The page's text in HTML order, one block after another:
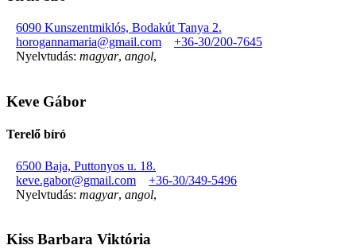
6090 Kunszentmiklós, Bodakút Tanya 2.
horogannamaria@gmail.com
+36-30/200-7645
Nyelvtudás: magyar, angol,
Keve Gábor
Terelő bíró
6500 Baja, Puttonyos u. 18.
keve.gabor@gmail.com
+36-30/349-5496
Nyelvtudás: magyar, angol,
Kiss Barbara Viktória